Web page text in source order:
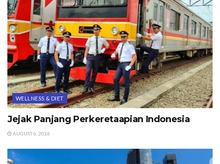
WELLNESS & DIET
Jejak Panjang Perkeretaapian Indonesia
AUGUST 6, 2026